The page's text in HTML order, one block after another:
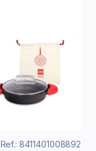
Ref.: 8411401008892